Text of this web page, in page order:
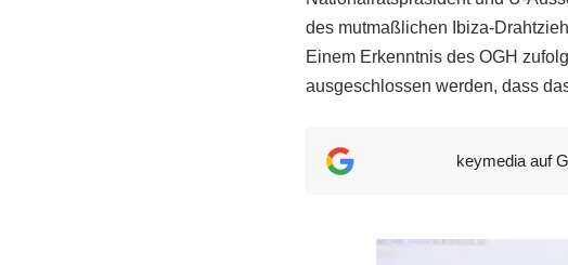
des mutmaßlichen Ibiza-
Einem Erkenntnis des OGH
ausgeschlossen werden, dass
keymedia auf